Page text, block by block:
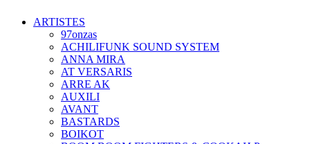
ARTISTES
97onzas
ACHILIFUNK SOUND SYSTEM
ANNA MIRA
AT VERSARIS
ARRE AK
AUXILI
AVANT
BASTARDS
BOIKOT